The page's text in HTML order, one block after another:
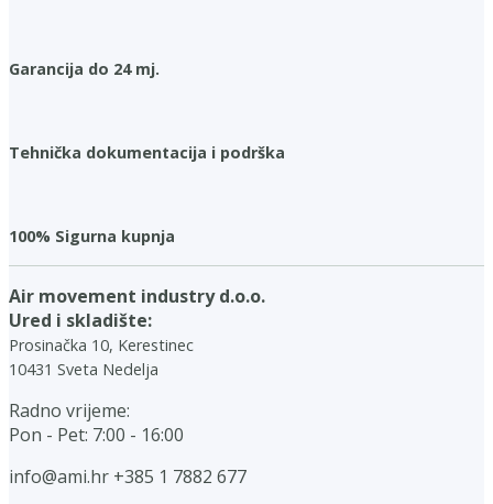
Garancija do 24 mj.
Tehnička dokumentacija i podrška
100% Sigurna kupnja
Air movement industry d.o.o.
Ured i skladište:
Prosinačka 10, Kerestinec
10431 Sveta Nedelja
Radno vrijeme:
Pon - Pet: 7:00 - 16:00
info@ami.hr +385 1 7882 677